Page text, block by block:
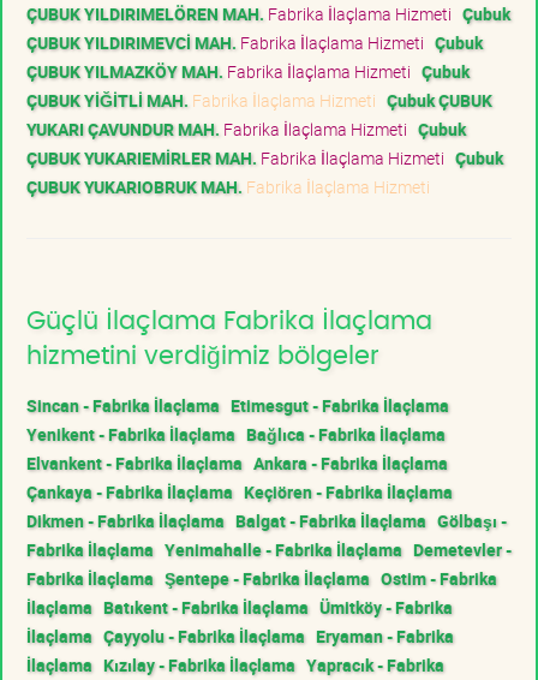
ÇUBUK YILDIRIMELÖREN MAH. Fabrika İlaçlama Hizmeti Çubuk
ÇUBUK YILDIRIMEVCİ MAH. Fabrika İlaçlama Hizmeti Çubuk
ÇUBUK YILMAZKÖY MAH. Fabrika İlaçlama Hizmeti Çubuk
ÇUBUK YİĞİTLİ MAH. Fabrika İlaçlama Hizmeti Çubuk ÇUBUK
YUKARI ÇAVUNDUR MAH. Fabrika İlaçlama Hizmeti Çubuk
ÇUBUK YUKARIEMİRLER MAH. Fabrika İlaçlama Hizmeti Çubuk
ÇUBUK YUKARIOBRUK MAH. Fabrika İlaçlama Hizmeti
Güçlü İlaçlama Fabrika İlaçlama
hizmetini verdiğimiz bölgeler
Sincan - Fabrika İlaçlama Etimesgut - Fabrika İlaçlama
Yenikent - Fabrika İlaçlama Bağlıca - Fabrika İlaçlama
Elvankent - Fabrika İlaçlama Ankara - Fabrika İlaçlama
Çankaya - Fabrika İlaçlama Keçiören - Fabrika İlaçlama
Dikmen - Fabrika İlaçlama Balgat - Fabrika İlaçlama Gölbaşı -
Fabrika İlaçlama Yenimahalle - Fabrika İlaçlama Demetevler -
Fabrika İlaçlama Şentepe - Fabrika İlaçlama Ostim - Fabrika
İlaçlama Batıkent - Fabrika İlaçlama Ümitköy - Fabrika
İlaçlama Çayyolu - Fabrika İlaçlama Eryaman - Fabrika
İlaçlama Kızılay - Fabrika İlaçlama Yapracık - Fabrika